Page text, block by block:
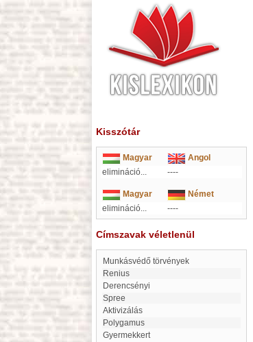
Kisszótár
Magyar
Angol
elimináció...
----
Magyar
Német
elimináció...
----
Címszavak véletlenül
Munkásvédő törvények
Renius
Derencsényi
Spree
Aktivizálás
Polygamus
Gyermekkert